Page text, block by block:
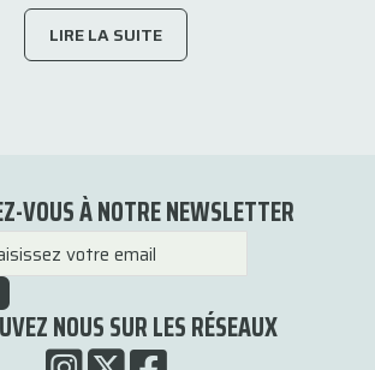
LIRE LA SUITE
VOUS À NOTRE NEWSLETTER
NOUS SUR LES RÉSEAUX